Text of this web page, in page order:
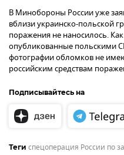
В Минобороны России уже
вблизи украинско-польской
поражения не наносилось.
опубликованные польскими
фотографии обломков не
российским средствам
Подписывайтесь на
Теги спецоперация России по